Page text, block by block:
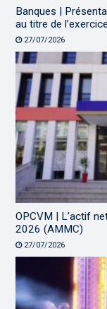
Banques |
au titre de
27/07/2026
OPCVM | L’actif
2026 (AMMC)
27/07/2026